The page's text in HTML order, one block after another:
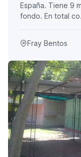
España. Tiene 9
fondo. En total
Fray Bentos